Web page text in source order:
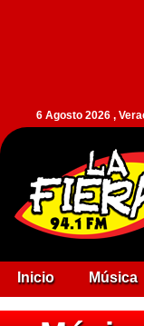
6 Agosto 2026 ,
Inicio Música